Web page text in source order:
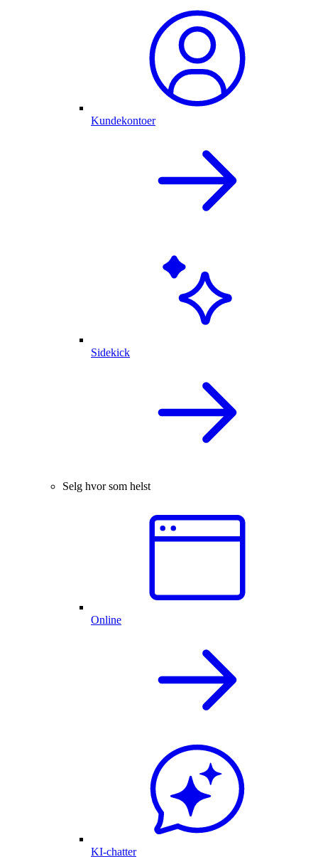
Kundekontoer
Sidekick
Selg hvor som helst
Online
KI-chatter